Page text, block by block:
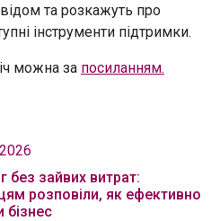
та розкажуть про
інструменти підтримки.
можна за посиланням.
без зайвих витрат:
розповіли, як ефективно
бізнес